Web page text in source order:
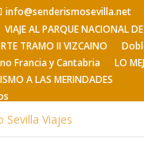
info@senderismosevilla.net
VIAJE AL PARQUE NACIONAL
TRAMO II VIZCAINO
Francia y Cantabria
LO
A LAS MERINDADES